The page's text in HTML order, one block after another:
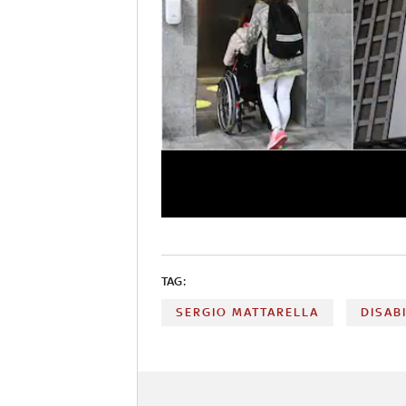
TAG:
SERGIO MATTARELLA